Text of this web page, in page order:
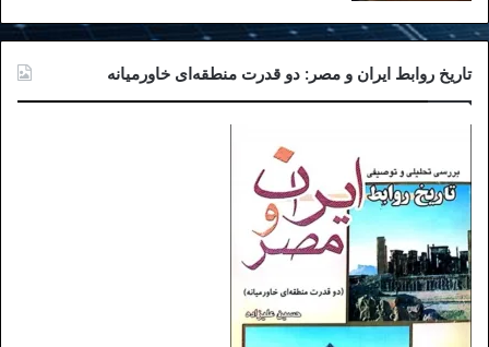
تاریخ روابط ایران و مصر: دو قدرت منطقه‌ای خاورمیانه